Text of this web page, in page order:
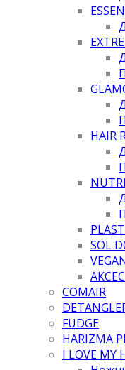
HAIR
SOL
COMAIR
FUDGE
HARIZMA
I LOVE MY